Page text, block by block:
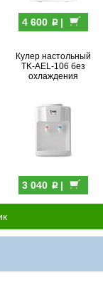
4 600 p|
Кулер настольный
TK-AEL-106 без
охлаждения
3 040 p|